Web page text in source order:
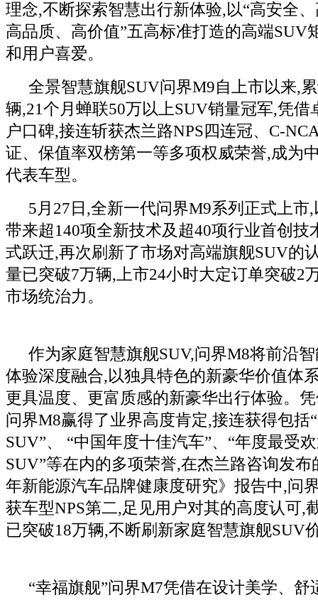
理念,不断探索智慧出行新体验,以“高安全
高品质、高价值”五高标准打造的高端SUV
和用户喜爱。
全景智慧旗舰SUV问界M9自上市以来,
辆,21个月蝉联50万以上SUV销量冠军,凭借
户口碑,接连斩获杰兰路NPS四连冠、C-
证、保值率双榜第一等多项权威荣誉,成为
代表车型。
5月27日,全新一代问界M9系列正式上市
带来超140项全新技术及超40项行业首创技
式跃迁,再次刷新了市场对高端旗舰SUV的
量已突破7万辆,上市24小时大定订单突破2
市场统治力。
作为家庭智慧旗舰SUV,问界M8将前沿
体验深度融合,以独具特色的新豪华价值体
更具温度、更富质感的新豪华出行体验。
问界M8赢得了业界高度肯定,接连获得包括
SUV”、 “中国年度十佳汽车”、“年度最受
SUV”等在内的多项荣誉,在杰兰路咨询发布
年新能源汽车品牌健康度研究》报告中,问
获车型NPS第二,足见用户对其的高度认可,
已突破18万辆,不断刷新家庭智慧旗舰SUV
“幸福旗舰”问界M7凭借在设计美学、舒